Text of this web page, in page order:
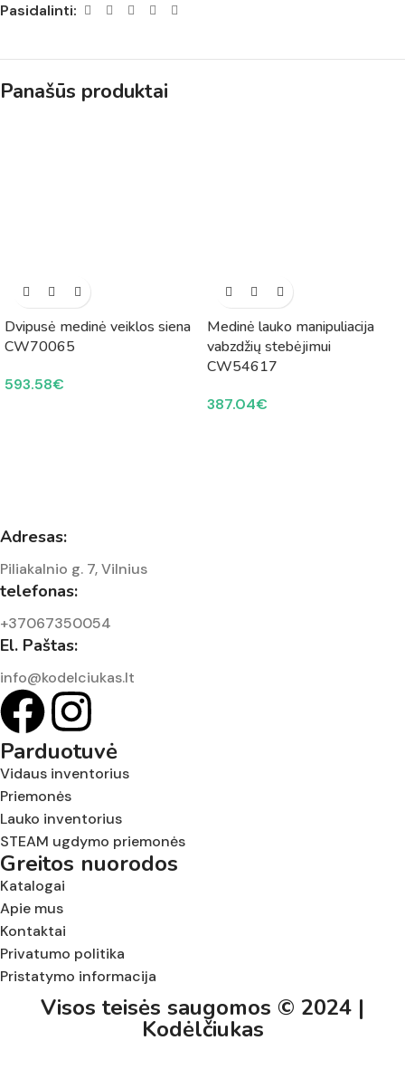
Pasidalinti:
Panašūs produktai
Dvipusė medinė veiklos siena
CW70065
593.58€
Medinė lauko manipuliacija
vabzdžių stebėjimui
CW54617
387.04€
Adresas:
Piliakalnio g. 7, Vilnius
telefonas:
+37067350054
El. Paštas:
info@kodelciukas.lt
Parduotuvė
Vidaus inventorius
Priemonės
Lauko inventorius
STEAM ugdymo priemonės
Greitos nuorodos
Katalogai
Apie mus
Kontaktai
Privatumo politika
Pristatymo informacija
Visos teisės saugomos © 2024 |
Kodėlčiukas